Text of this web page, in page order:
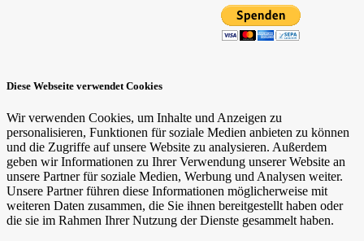
Diese Webseite verwendet Cookies
Wir verwenden Cookies, um Inhalte und Anzeigen zu
personalisieren, Funktionen für soziale Medien anbieten zu können
und die Zugriffe auf unsere Website zu analysieren. Außerdem
geben wir Informationen zu Ihrer Verwendung unserer Website an
unsere Partner für soziale Medien, Werbung und Analysen weiter.
Unsere Partner führen diese Informationen möglicherweise mit
weiteren Daten zusammen, die Sie ihnen bereitgestellt haben oder
die sie im Rahmen Ihrer Nutzung der Dienste gesammelt haben.